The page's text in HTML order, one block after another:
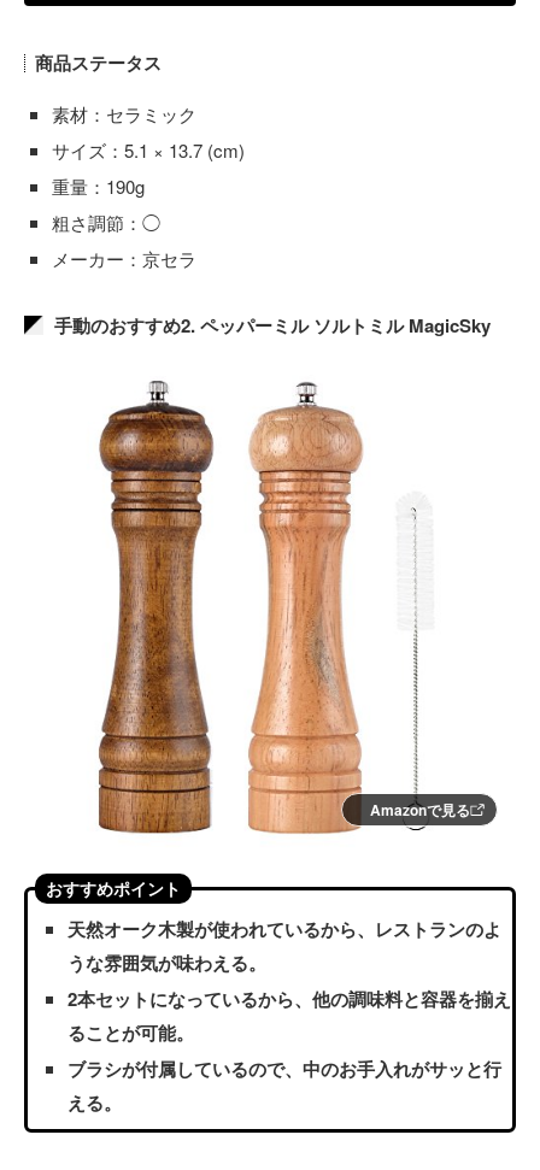
商品ステータス
素材：セラミック
サイズ：5.1 × 13.7 (cm)
重量：190g
粗さ調節：◯
メーカー：京セラ
手動のおすすめ2. ペッパーミル ソルトミル MagicSky
Amazonで見る
おすすめポイント
天然オーク木製が使われているから、レストランのよ
うな雰囲気が味わえる。
2本セットになっているから、他の調味料と容器を揃え
ることが可能。
ブラシが付属しているので、中のお手入れがサッと行
える。